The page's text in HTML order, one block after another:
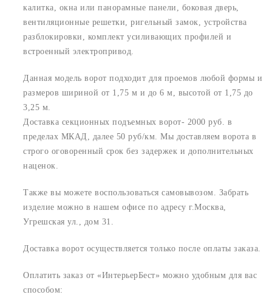
калитка, окна или панорамные панели, боковая дверь,
вентиляционные решетки, ригельный замок, устройства
разблокировки, комплект усиливающих профилей и
встроенный электропривод.
Данная модель ворот подходит для проемов любой формы и
размеров шириной от 1,75 м и до 6 м, высотой от 1,75 до
3,25 м.
Доставка секционных подъемных ворот- 2000 руб. в
пределах МКАД, далее 50 руб/км. Мы доставляем ворота в
строго оговоренный срок без задержек и дополнительных
наценок.
Также вы можете воспользоваться самовывозом. Забрать
изделие можно в нашем офисе по адресу г.Москва,
Угрешская ул., дом 31.
Доставка ворот осуществляется только после оплаты заказа.
Оплатить заказ от «ИнтерьерБест» можно удобным для вас
способом: